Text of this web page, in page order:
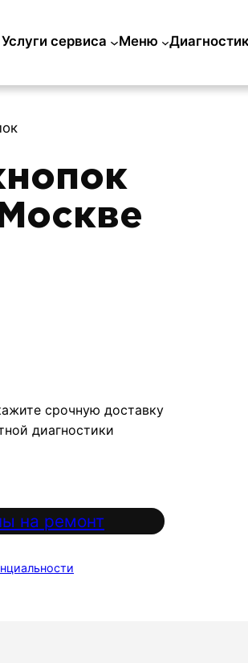
Услуги сервиса Меню
срочную доставку
диагностики
на ремонт